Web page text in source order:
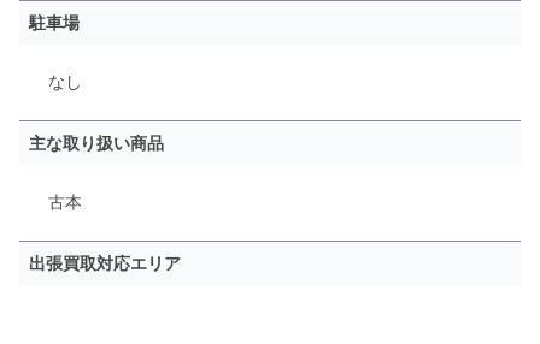
駐車場
なし
主な取り扱い商品
古本
出張買取対応エリア